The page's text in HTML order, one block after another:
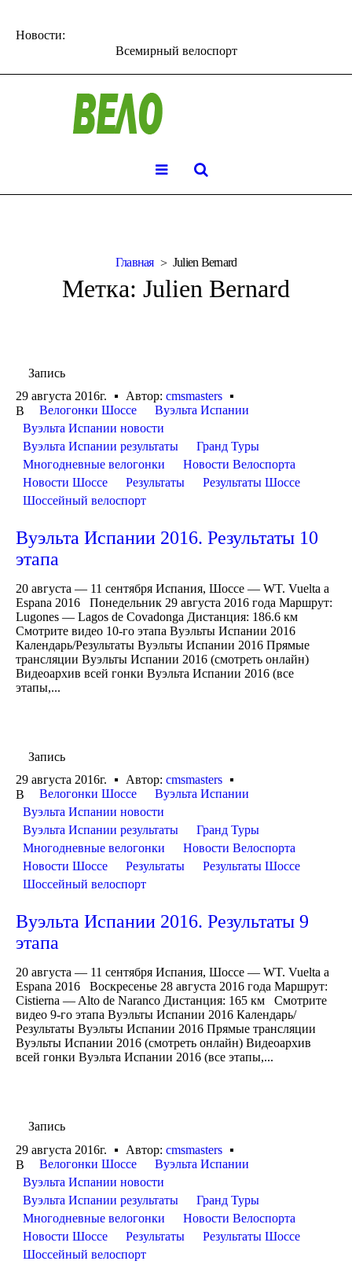
Новости:
Всемирный велоспорт
Главная Julien Bernard
Метка: Julien Bernard
Запись
29 августа 2016г.
Автор: cmsmasters
В
Велогонки Шоссе
Вуэльта Испании
Вуэльта Испании новости
Вуэльта Испании результаты
Гранд Туры
Многодневные велогонки
Новости Велоспорта
Новости Шоссе
Результаты
Результаты Шоссе
Шоссейный велоспорт
Вуэльта Испании 2016. Результаты 10
этапа
20 августа — 11 сентября Испания, Шоссе — WT. Vuelta a
Espana 2016 Понедельник 29 августа 2016 года Маршрут:
Lugones — Lagos de Covadonga Дистанция: 186.6 км
Смотрите видео 10-го этапа Вуэльты Испании 2016
Календарь/Результаты Вуэльты Испании 2016 Прямые
трансляции Вуэльты Испании 2016 (смотреть онлайн)
Видеоархив всей гонки Вуэльта Испании 2016 (все
этапы,...
Запись
29 августа 2016г.
Автор: cmsmasters
В
Велогонки Шоссе
Вуэльта Испании
Вуэльта Испании новости
Вуэльта Испании результаты
Гранд Туры
Многодневные велогонки
Новости Велоспорта
Новости Шоссе
Результаты
Результаты Шоссе
Шоссейный велоспорт
Вуэльта Испании 2016. Результаты 9
этапа
20 августа — 11 сентября Испания, Шоссе — WT. Vuelta a
Espana 2016 Воскресенье 28 августа 2016 года Маршрут:
Cistierna — Alto de Naranco Дистанция: 165 км Смотрите
видео 9-го этапа Вуэльты Испании 2016 Календарь/
Результаты Вуэльты Испании 2016 Прямые трансляции
Вуэльты Испании 2016 (смотреть онлайн) Видеоархив
всей гонки Вуэльта Испании 2016 (все этапы,...
Запись
29 августа 2016г.
Автор: cmsmasters
В
Велогонки Шоссе
Вуэльта Испании
Вуэльта Испании новости
Вуэльта Испании результаты
Гранд Туры
Многодневные велогонки
Новости Велоспорта
Новости Шоссе
Результаты
Результаты Шоссе
Шоссейный велоспорт